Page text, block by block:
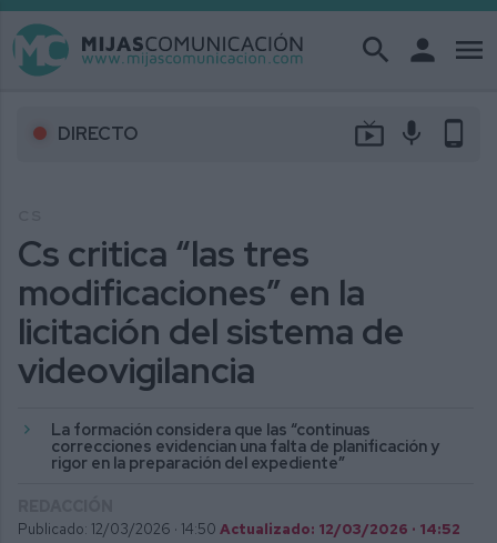
search person menu
DIRECTO live_tv mic phone_android
Cs critica “las tres
modificaciones” en la
licitación del sistema de
videovigilancia
La formación considera que las “continuas
correcciones evidencian una falta de planificación y
rigor en la preparación del expediente”
Publicado: 12/03/2026 · 14:50 Actualizado: 12/03/2026 · 14:52